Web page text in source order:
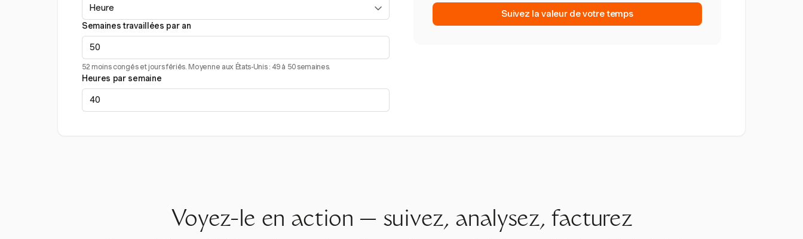
Semaines travaillées par an
52 moins congés et jours fériés. Moyenne aux États-Unis : 49 à 50 semaines.
Heures par semaine
Suivez la valeur de votre temps
Voyez-le en action — suivez, analysez, facturez